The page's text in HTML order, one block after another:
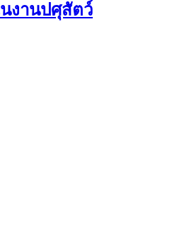
งานปศุสัตว์